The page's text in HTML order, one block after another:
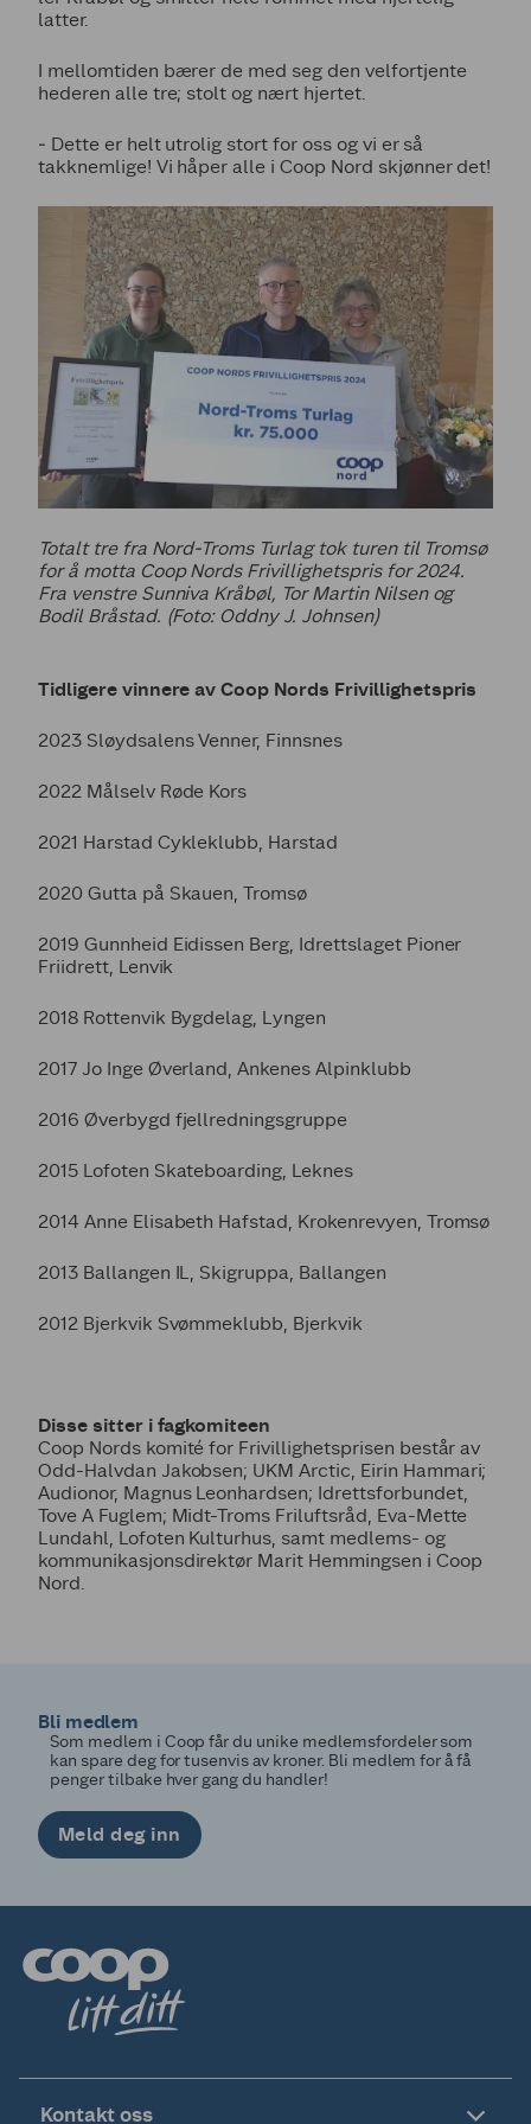
latter.
I mellomtiden bærer de med seg den velfortjente
hederen alle tre; stolt og nært hjertet.
‒ Dette er helt utrolig stort for oss og vi er så
takknemlige! Vi håper alle i Coop Nord skjønner det!
Totalt tre fra Nord-Troms Turlag tok turen til Tromsø
for å motta Coop Nords Frivillighetspris for 2024.
Fra venstre Sunniva Kråbøl, Tor Martin Nilsen og
Bodil Bråstad. (Foto: Oddny J. Johnsen)
Tidligere vinnere av Coop Nords Frivillighetspris
2023 Sløydsalens Venner, Finnsnes
2022 Målselv Røde Kors
2021 Harstad Cykleklubb, Harstad
2020 Gutta på Skauen, Tromsø
2019 Gunnheid Eidissen Berg, Idrettslaget Pioner
Friidrett, Lenvik
2018 Rottenvik Bygdelag, Lyngen
2017 Jo Inge Øverland, Ankenes Alpinklubb
2016 Øverbygd fjellredningsgruppe
2015 Lofoten Skateboarding, Leknes
2014 Anne Elisabeth Hafstad, Krokenrevyen, Tromsø
2013 Ballangen IL, Skigruppa, Ballangen
2012 Bjerkvik Svømmeklubb, Bjerkvik
Disse sitter i fagkomiteen
Coop Nords komité for Frivillighetsprisen består av
Odd-Halvdan Jakobsen; UKM Arctic, Eirin Hammari;
Audionor, Magnus Leonhardsen; Idrettsforbundet,
Tove A Fuglem; Midt-Troms Friluftsråd, Eva-Mette
Lundahl, Lofoten Kulturhus, samt medlems- og
kommunikasjonsdirektør Marit Hemmingsen i Coop
Nord.
Bli medlem
Som medlem i Coop får du unike medlemsfordeler som
kan spare deg for tusenvis av kroner. Bli medlem for å få
penger tilbake hver gang du handler!
Meld deg inn
Kontakt oss